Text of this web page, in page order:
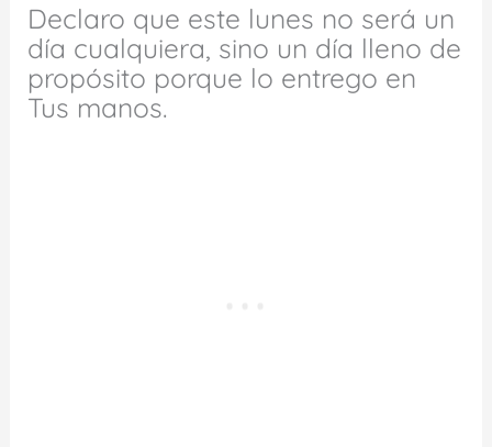
Declaro que este lunes no será un
día cualquiera, sino un día lleno de
propósito porque lo entrego en
Tus manos.